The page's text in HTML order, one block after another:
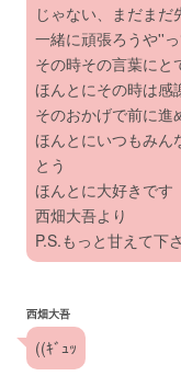
じゃない、まだま
一緒に頑張ろうや''
その時その言葉にと
ほんとにその時は感
そのおかげで前に進
ほんとにいつもみん
とう
ほんとに大好きです
西畑大吾より
P.S.もっと甘えて下
西畑大吾
((ｷﾞｭｯ